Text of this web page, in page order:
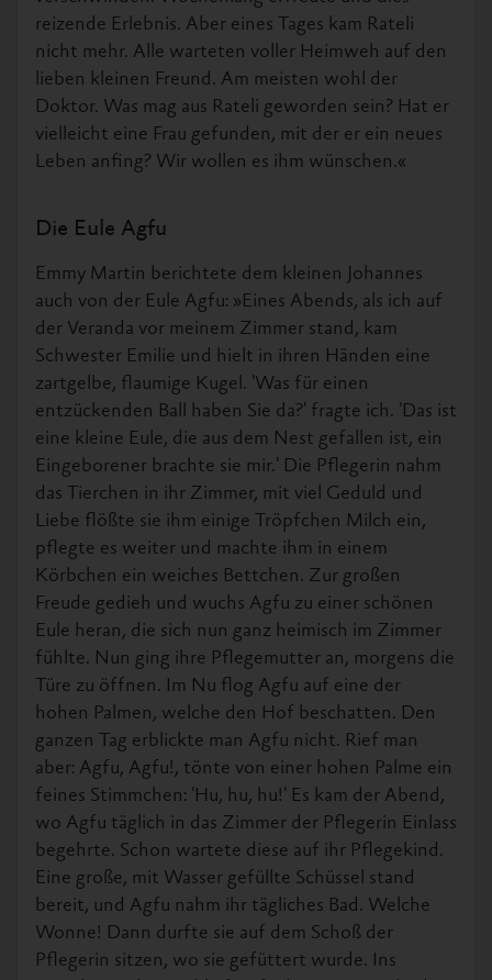
reizende Erlebnis. Aber eines Tages kam Rateli
nicht mehr. Alle warteten voller Heimweh auf den
lieben kleinen Freund. Am meisten wohl der
Doktor. Was mag aus Rateli geworden sein? Hat er
vielleicht eine Frau gefunden, mit der er ein neues
Leben anfing? Wir wollen es ihm wünschen.«
Die Eule Agfu
Emmy Martin berichtete dem kleinen Johannes
auch von der Eule Agfu: »Eines Abends, als ich auf
der Veranda vor meinem Zimmer stand, kam
Schwester Emilie und hielt in ihren Händen eine
zartgelbe, flaumige Kugel. 'Was für einen
entzückenden Ball haben Sie da?' fragte ich. 'Das ist
eine kleine Eule, die aus dem Nest gefallen ist, ein
Eingeborener brachte sie mir.' Die Pflegerin nahm
das Tierchen in ihr Zimmer, mit viel Geduld und
Liebe flößte sie ihm einige Tröpfchen Milch ein,
pflegte es weiter und machte ihm in einem
Körbchen ein weiches Bettchen. Zur großen
Freude gedieh und wuchs Agfu zu einer schönen
Eule heran, die sich nun ganz heimisch im Zimmer
fühlte. Nun ging ihre Pflegemutter an, morgens die
Türe zu öffnen. Im Nu flog Agfu auf eine der
hohen Palmen, welche den Hof beschatten. Den
ganzen Tag erblickte man Agfu nicht. Rief man
aber: Agfu, Agfu!, tönte von einer hohen Palme ein
feines Stimmchen: 'Hu, hu, hu!' Es kam der Abend,
wo Agfu täglich in das Zimmer der Pflegerin Einlass
begehrte. Schon wartete diese auf ihr Pflegekind.
Eine große, mit Wasser gefüllte Schüssel stand
bereit, und Agfu nahm ihr tägliches Bad. Welche
Wonne! Dann durfte sie auf dem Schoß der
Pflegerin sitzen, wo sie gefüttert wurde. Ins